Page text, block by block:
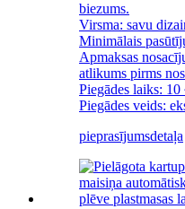
biezums.
Virsma: savu
Minimālais
Apmaksas
atlikums pirms
Piegādes laiks: 10
Piegādes veids:
pieprasījumsdetaļa